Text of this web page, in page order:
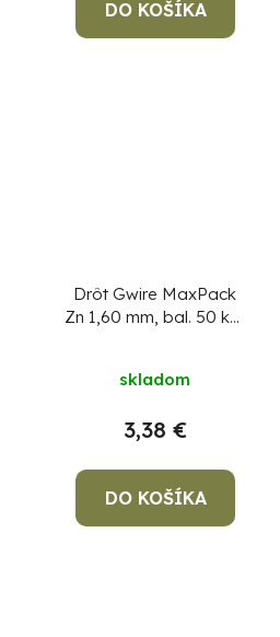
DO KOŠÍKA
Drôt Gwire MaxPack
Zn 1,60 mm, bal. 50 kg,
50 kg!
skladom
3,38 €
DO KOŠÍKA